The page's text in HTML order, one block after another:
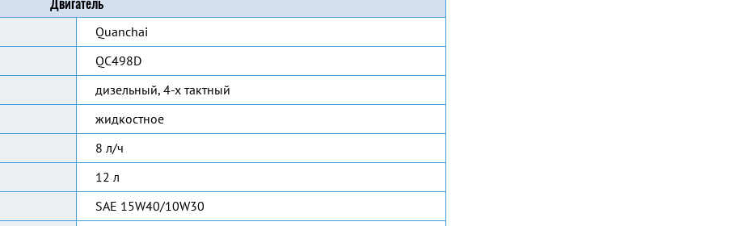
Двигатель
Quanchai
QC498D
дизельный, 4-х тактный
жидкостное
8 л/ч
12 л
SAE 15W40/10W30